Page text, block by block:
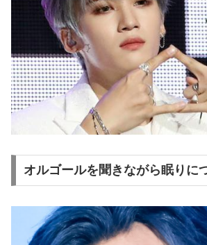
オルゴールを聞きながら眠りに